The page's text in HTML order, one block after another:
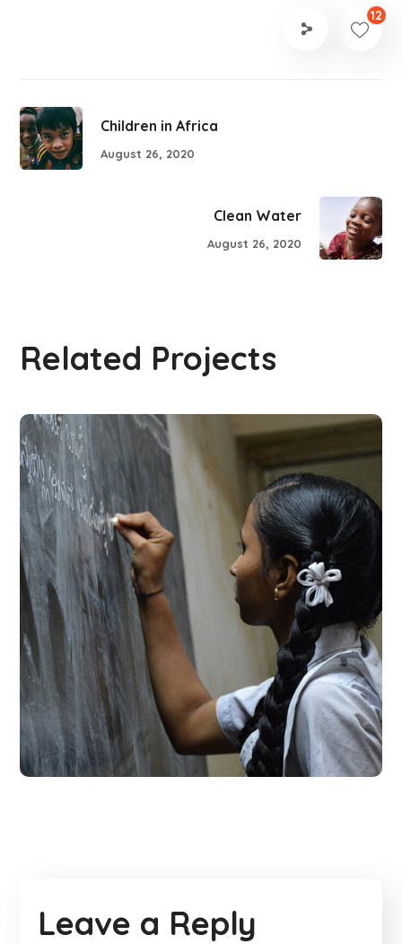
12
Children in Africa
August 26, 2020
Clean Water
August 26, 2020
Related Projects
School Education
#EDUCATION
Leave a Reply